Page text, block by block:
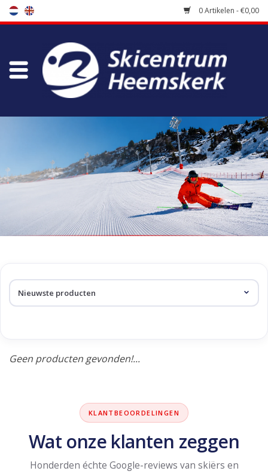
0 Artikelen - €0,00
Winkel
Onderhoud
Koopgidsen
Producten getagd met
dexterity
Geen producten gevonden!...
KLANTBEOORDELINGEN
Wat onze klanten zeggen
Honderden échte Google-reviews van skiërs en